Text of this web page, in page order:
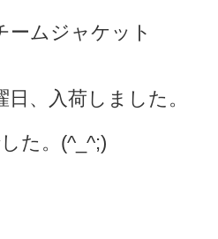
ームジャケット
日、入荷しました。
た。(^_^;)